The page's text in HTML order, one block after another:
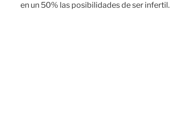
en un 50% las posibilidades de ser infertil.